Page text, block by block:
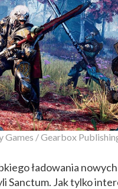
Games / Gearbox
ładowania
Sanctum. Jak tylko